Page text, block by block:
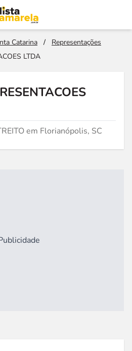
Catarina /
Representações
LTDA
em Florianópolis, SC